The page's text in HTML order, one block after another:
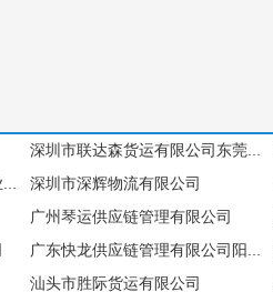
深圳市联达森货运有限公司东莞业务部
深圳市深辉物流有限公司东莞业务部 深圳市深辉物流有限公司
广州琴运供应链管理有限公司
广东快龙供应链管理有限公司阳江办事处
汕头市胜际货运有限公司